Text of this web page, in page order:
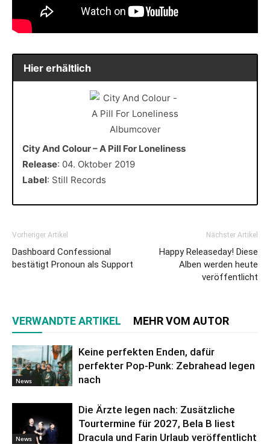
Hier erhältlich
City And Colour – A Pill For Loneliness
Release: 04. Oktober 2019
Label: Still Records
Vorheriger Artikel
Dashboard Confessional
bestätigt Pronoun als Support
Nächster Artikel
Happy Releaseday! Diese
Alben werden heute
veröffentlicht
VERWANDTE ARTIKEL MEHR VOM AUTOR
News
Keine perfekten Enden, dafür
perfekter Pop-Punk: Zebrahead legen
nach
News
Die Ärzte legen nach: Zusätzliche
Tourtermine für 2027, Bela B liest
Dracula und Farin Urlaub veröffentlicht